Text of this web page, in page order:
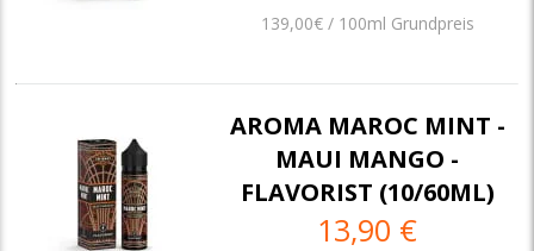
139,00€ / 100ml Grundpreis
AROMA MAROC MINT -
MAUI MANGO -
FLAVORIST (10/60ML)
13,90 €